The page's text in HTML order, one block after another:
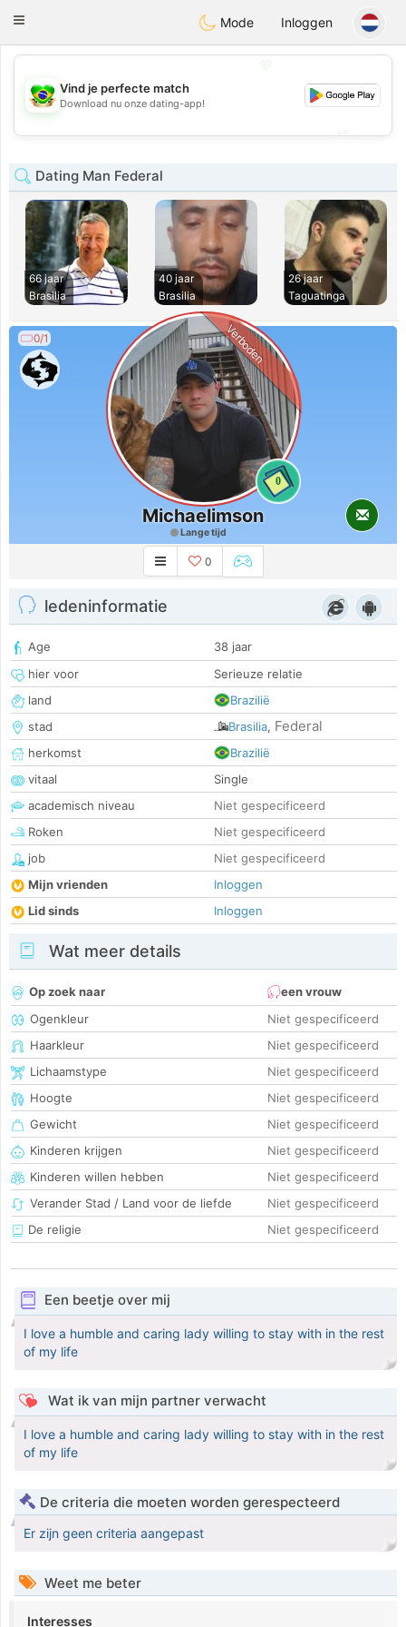
Conversar
Toggle
Mode Inloggen
💖
💕
Vind je perfecte match
Download nu onze dating-app!
Dating Man Federal
66 jaar
Brasilia
40 jaar
Brasilia
26 jaar
Taguatinga
0/1
0
Verboden
Michaelimson
Lange tijd
0
ledeninformatie
Age
38 jaar
hier voor
Serieuze relatie
land
Brazilië
stad
Brasilia, Federal
herkomst
Brazilië
vitaal
Single
academisch niveau
Niet gespecificeerd
Roken
Niet gespecificeerd
job
Niet gespecificeerd
Mijn vrienden
Inloggen
Lid sinds
Inloggen
Wat meer details
Op zoek naar
een vrouw
Ogenkleur
Niet gespecificeerd
Haarkleur
Niet gespecificeerd
Lichaamstype
Niet gespecificeerd
Hoogte
Niet gespecificeerd
Gewicht
Niet gespecificeerd
Kinderen krijgen
Niet gespecificeerd
Kinderen willen hebben
Niet gespecificeerd
Verander Stad / Land voor de liefde
Niet gespecificeerd
De religie
Niet gespecificeerd
Een beetje over mij
I love a humble and caring lady willing to stay with in the rest
of my life
Wat ik van mijn partner verwacht
I love a humble and caring lady willing to stay with in the rest
of my life
De criteria die moeten worden gerespecteerd
Er zijn geen criteria aangepast
Weet me beter
Interesses